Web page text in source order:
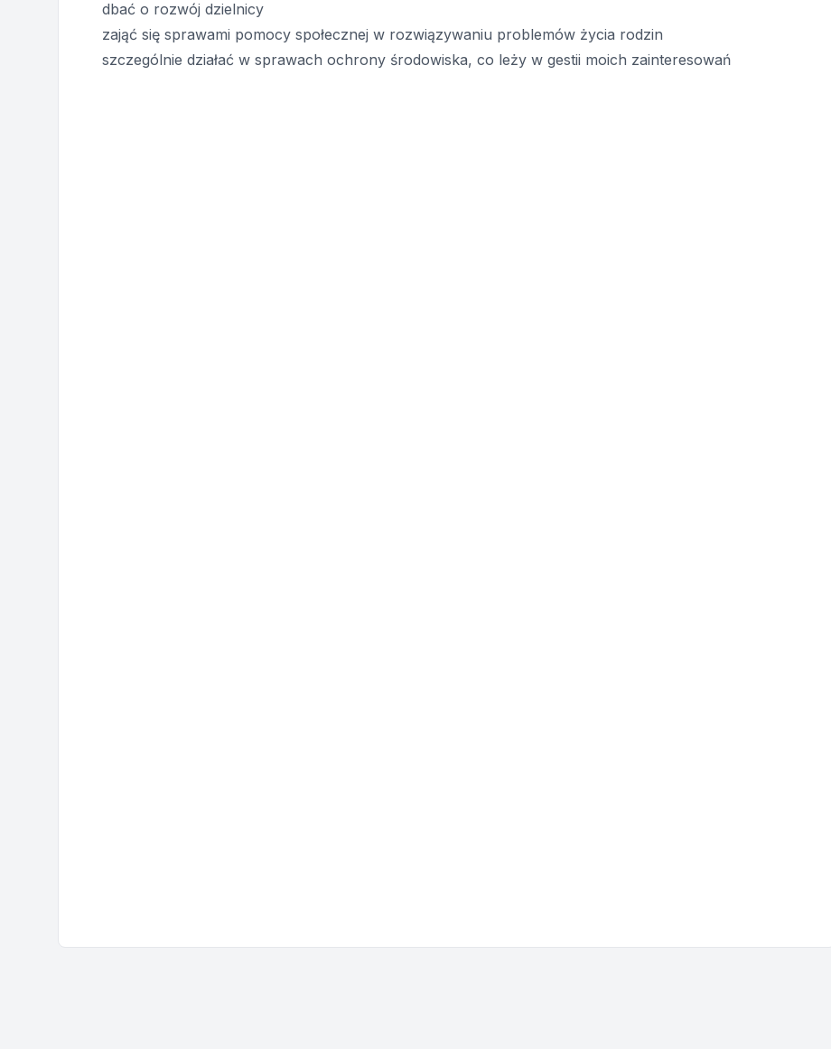
dbać o rozwój dzielnicy
zająć się sprawami pomocy społecznej w rozwiązywaniu problemów życia rodzin
szczególnie działać w sprawach ochrony środowiska, co leży w gestii moich zainteresowań